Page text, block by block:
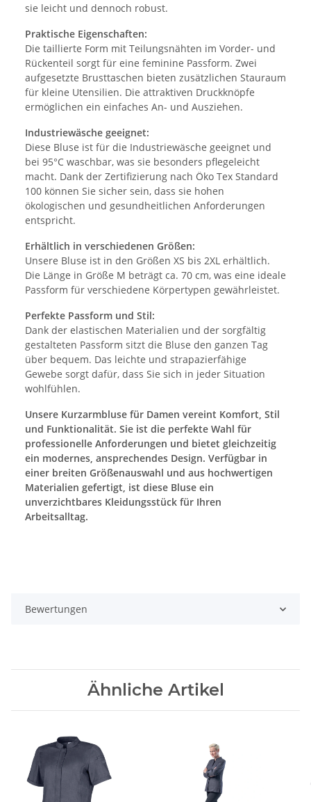
sie leicht und dennoch robust.
Praktische Eigenschaften:
Die taillierte Form mit Teilungsnähten im Vorder- und
Rückenteil sorgt für eine feminine Passform. Zwei
aufgesetzte Brusttaschen bieten zusätzlichen Stauraum
für kleine Utensilien. Die attraktiven Druckknöpfe
ermöglichen ein einfaches An- und Ausziehen.
Industriewäsche geeignet:
Diese Bluse ist für die Industriewäsche geeignet und
bei 95°C waschbar, was sie besonders pflegeleicht
macht. Dank der Zertifizierung nach Öko Tex Standard
100 können Sie sicher sein, dass sie hohen
ökologischen und gesundheitlichen Anforderungen
entspricht.
Erhältlich in verschiedenen Größen:
Unsere Bluse ist in den Größen XS bis 2XL erhältlich.
Die Länge in Größe M beträgt ca. 70 cm, was eine ideale
Passform für verschiedene Körpertypen gewährleistet.
Perfekte Passform und Stil:
Dank der elastischen Materialien und der sorgfältig
gestalteten Passform sitzt die Bluse den ganzen Tag
über bequem. Das leichte und strapazierfähige
Gewebe sorgt dafür, dass Sie sich in jeder Situation
wohlfühlen.
Unsere Kurzarmbluse für Damen vereint Komfort, Stil
und Funktionalität. Sie ist die perfekte Wahl für
professionelle Anforderungen und bietet gleichzeitig
ein modernes, ansprechendes Design. Verfügbar in
einer breiten Größenauswahl und aus hochwertigen
Materialien gefertigt, ist diese Bluse ein
unverzichtbares Kleidungsstück für Ihren
Arbeitsalltag.
Bewertungen
Ähnliche Artikel